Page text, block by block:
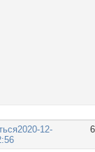
2020-12-